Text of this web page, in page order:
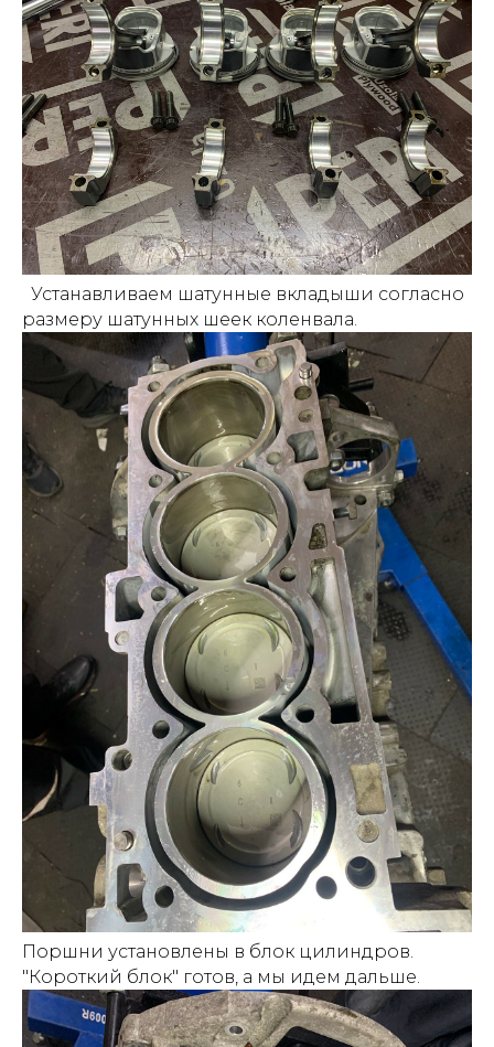
Устанавливаем шатунные вкладыши согласно
размеру шатунных шеек коленвала.
Поршни установлены в блок цилиндров.
"Короткий блок" готов, а мы идем дальше.